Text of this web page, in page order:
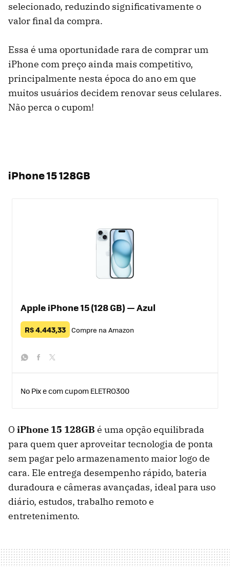
selecionado, reduzindo significativamente o
valor final da compra.
Essa é uma oportunidade rara de comprar um
iPhone com preço ainda mais competitivo,
principalmente nesta época do ano em que
muitos usuários decidem renovar seus celulares.
Não perca o cupom!
iPhone 15 128GB
Apple iPhone 15 (128 GB) — Azul
R$ 4.443,33 Compre na Amazon
whatsapp
facebook
twitter
No Pix e com cupom ELETRO300
O iPhone 15 128GB é uma opção equilibrada
para quem quer aproveitar tecnologia de ponta
sem pagar pelo armazenamento maior logo de
cara. Ele entrega desempenho rápido, bateria
duradoura e câmeras avançadas, ideal para uso
diário, estudos, trabalho remoto e
entretenimento.